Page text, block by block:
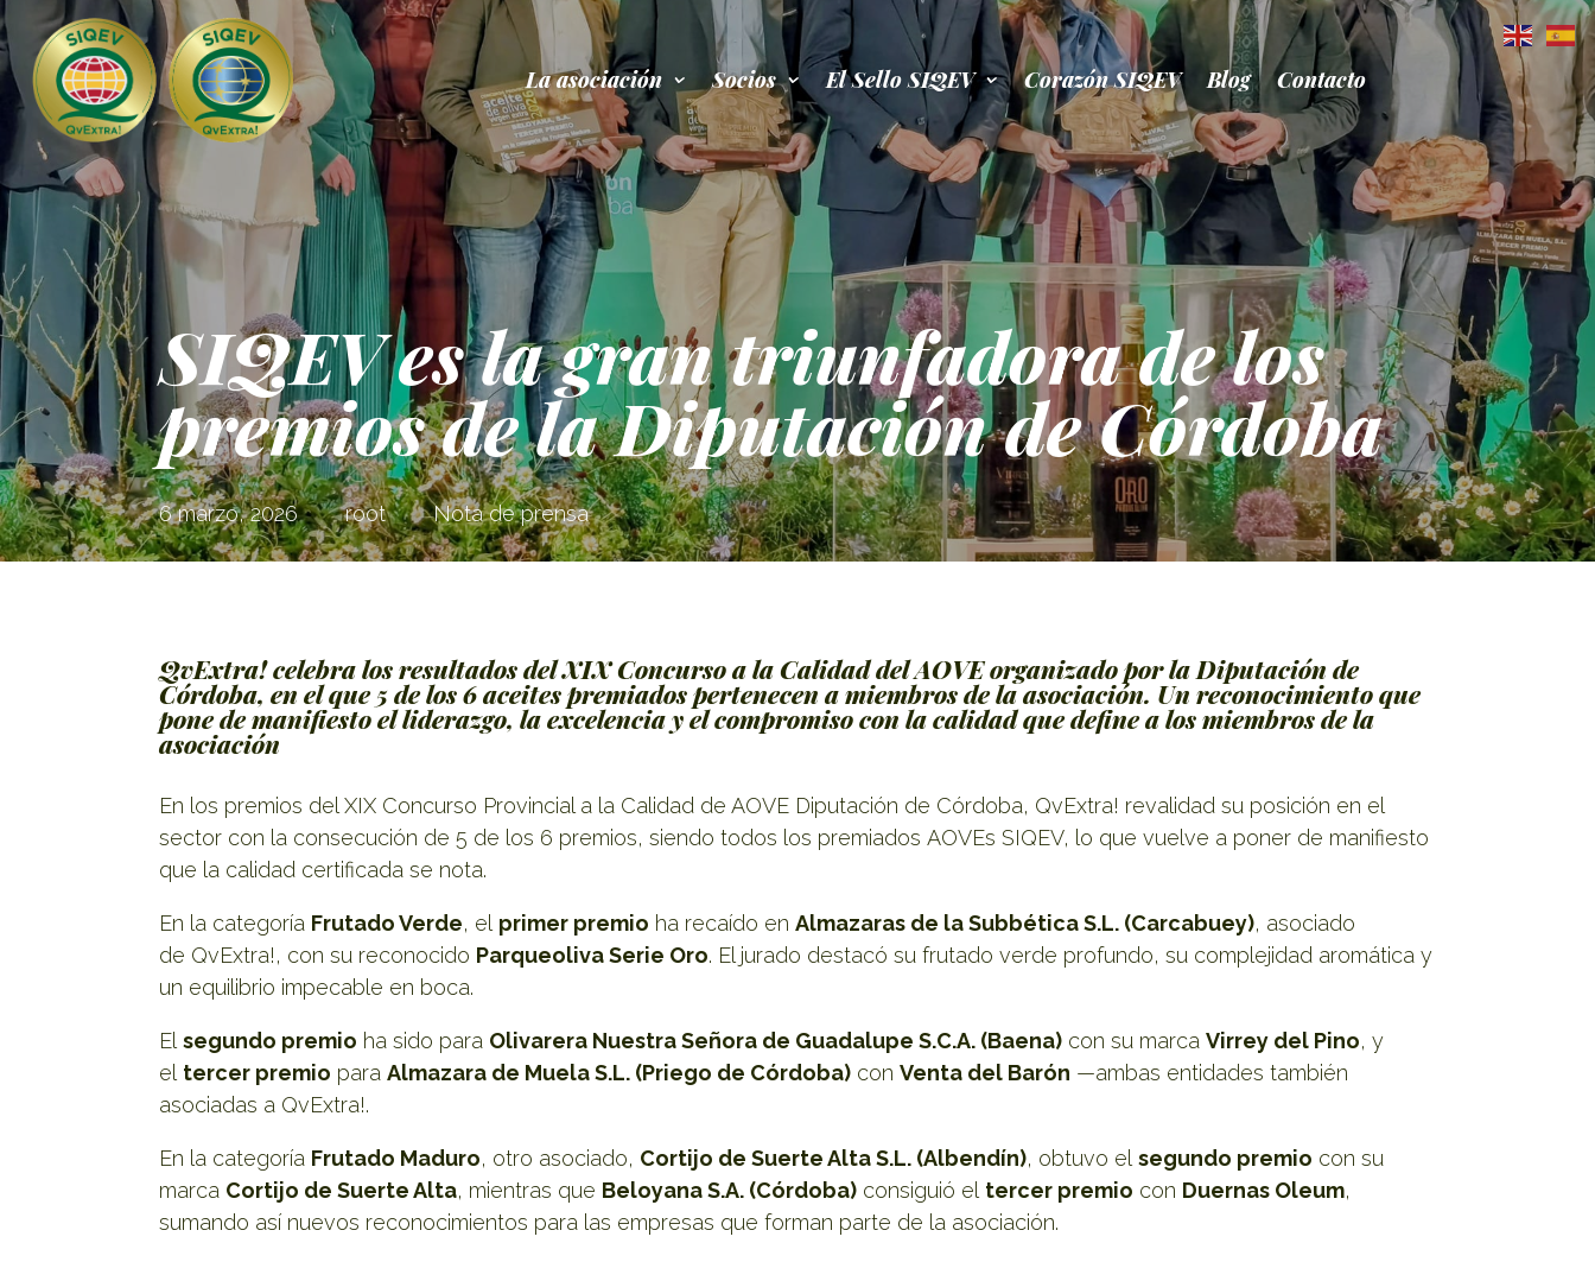
La asociación Socios El Sello SIQEV Corazón SIQEV Blog Contacto
SIQEV es la gran triunfadora de los
premios de la Diputación de Córdoba
6 marzo, 2026 root Nota de prensa
QvExtra! celebra los resultados del XIX Concurso a la Calidad del AOVE organizado por la Diputación de
Córdoba, en el que 5 de los 6 aceites premiados pertenecen a miembros de la asociación. Un reconocimiento que
pone de manifiesto el liderazgo, la excelencia y el compromiso con la calidad que define a los miembros de la
asociación
En los premios del XIX Concurso Provincial a la Calidad de AOVE Diputación de Córdoba, QvExtra! revalidad su posición en el
sector con la consecución de 5 de los 6 premios, siendo todos los premiados AOVEs SIQEV, lo que vuelve a poner de manifiesto
que la calidad certificada se nota.
En la categoría Frutado Verde, el primer premio ha recaído enAlmazaras de la Subbética S.L. (Carcabuey), asociado
de QvExtra!, con su reconocido Parqueoliva Serie Oro. El jurado destacó su frutado verde profundo, su complejidad aromática y
un equilibrio impecable en boca.
Elsegundo premio ha sido para Olivarera Nuestra Señora de Guadalupe S.C.A. (Baena) con su marcaVirrey del Pino, y
el tercer premio paraAlmazara de Muela S.L. (Priego de Córdoba) conVenta del Barón —ambas entidades también
asociadas a QvExtra!.
En la categoría Frutado Maduro, otro asociado, Cortijo de Suerte Alta S.L. (Albendín), obtuvo elsegundo premio con su
marca Cortijo de Suerte Alta, mientras que Beloyana S.A. (Córdoba) consiguió el tercer premio con Duernas Oleum,
sumando así nuevos reconocimientos para las empresas que forman parte de la asociación.